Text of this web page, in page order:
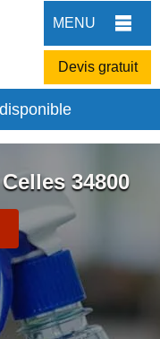
MENU
Devis gratuit
34800